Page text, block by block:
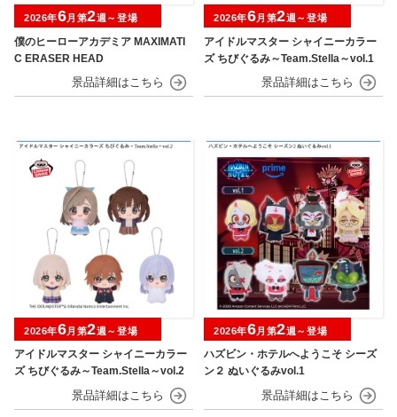
僕のヒーローアカデミア MAXIMATI
C ERASER HEAD
2026年6月第2週～登場
アイドルマスター シャイニーカラー
ズ ちびぐるみ～Team.Stella～vol.1
2026年6月第2週～登場
アイドルマスター シャイニーカラー
ズ ちびぐるみ～Team.Stella～vol.2
2026年6月第2週～登場
ハズビン・ホテルへようこそ シーズ
ン２ ぬいぐるみvol.1
2026年6月第2週～登場